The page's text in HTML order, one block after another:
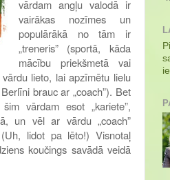
vārdam angļu valodā ir
vairākas nozīmes un
populārākā no tām ir
„treneris” (sportā, kāda
mācību priekšmetā vai
lieto, lai apzīmētu lielu
brauc ar „coach”). Bet
vārdam esot „kariete”,
un vēl ar vārdu „coach”
lidot pa lēto!) Visnotaļ
koučings savādā veidā